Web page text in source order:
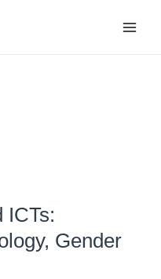
ICTs:
Gender